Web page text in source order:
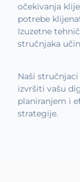
očekivanja
potrebe
Izuzetne
stručnjaka
Naši
izvršiti vašu
planiranjem i
strategije.